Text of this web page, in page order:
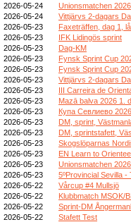
2026-05-24
Unionsmatchen
2026-05-24
Vittjärvs 2-dagars
2026-05-23
Faxeträffen, dag 1,
2026-05-23
IFK Lidingös sprint
2026-05-23
Dag-KM
2026-05-23
Fynsk Sprint Cup
2026-05-23
Fynsk Sprint Cup
2026-05-23
Vittjärvs 2-dagars
2026-05-23
III Carreira de
2026-05-23
Mazā balva 2026 1.
2026-05-23
Купа Севлиево 2026
2026-05-23
DM, sprint,
2026-05-23
DM, sprintstafett,
2026-05-23
Skogslöparnas
2026-05-23
EN Learn to
2026-05-23
Unionsmatchen
2026-05-23
5ºProvincial Sevilla -
2026-05-22
Vårcup #4 Mullsjö
2026-05-22
Klubbmatch MSOK/
2026-05-22
Sprint-DM
2026-05-22
Stafett Test